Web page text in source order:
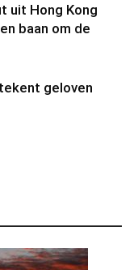
uit Hong Kong
baan om de
geloven